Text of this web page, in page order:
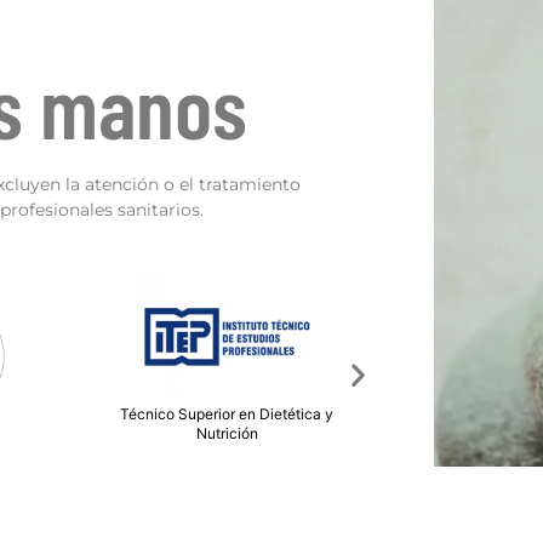
manos
la atención o el tratamiento
sanitarios.